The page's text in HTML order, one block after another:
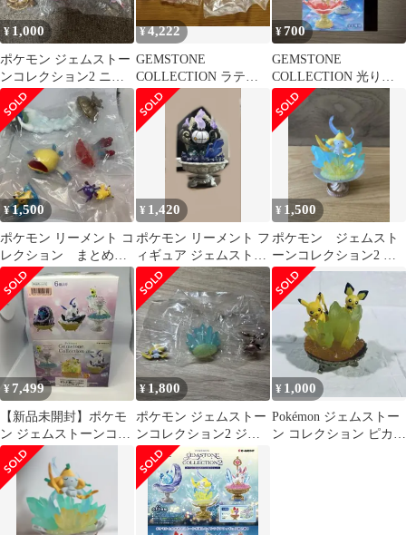
¥ 1,000
ポケモン ジェムストー
ンコレクション2 ニン
フィア フィギュア
¥4,222
GEMSTONE
COLLECTION ラティ
アス・ラティオス セ
ット
¥700
GEMSTONE
COLLECTION 光り輝
くしんぴのキセキ ピカ
チュウ
¥1,500
ポケモン リーメント コ
レクション まとめ売
り ピカチュウ ヤミ
ラミ ペリッパー
¥ 1,420
ポケモン リーメント フ
ィギュア ジェムストー
ンコレクション シャン
デラ
¥ 1,500
ポケモン ジェムスト
ーンコレクション2 ジ
ラーチ リーメント
ポケモンセンター
¥ 7,499
【新品未開封】ポケモ
ン ジェムストーンコレ
クション BOX リーメ
ント 全6種
¥1,800
ポケモン ジェムストー
ンコレクション2 ジラ
ーチ
¥ 1,000
Pokémon ジェムストー
ン コレクション ピカチ